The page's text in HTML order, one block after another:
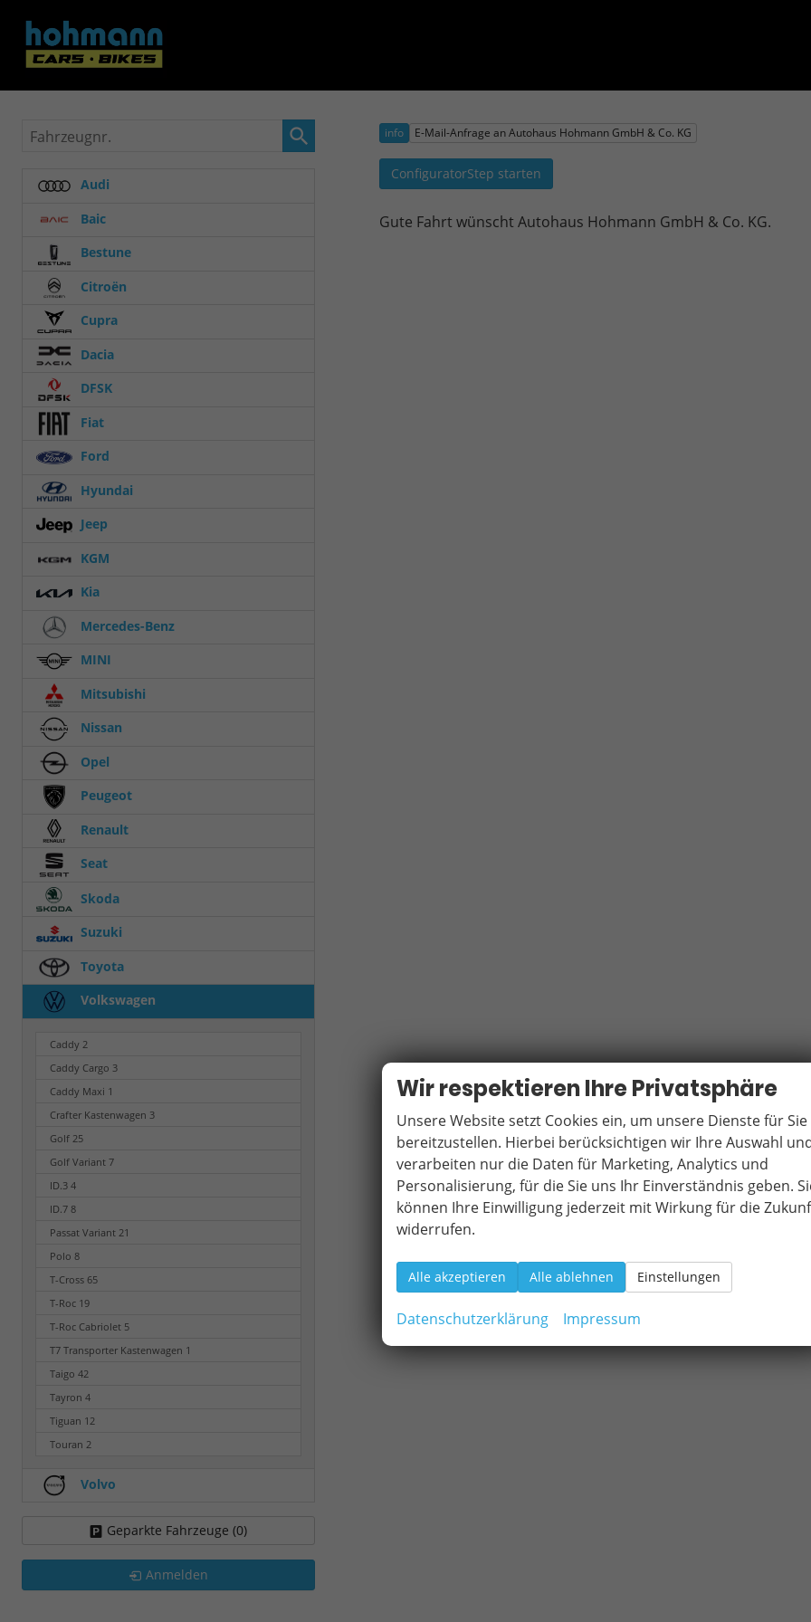
info E-Mail-Anfrage an Autohaus Hohmann GmbH & Co. KG
ConfiguratorStep starten
Gute Fahrt wünscht Autohaus Hohmann GmbH & Co. KG.
Fahrzeugnr.
Audi
Baic
Bestune
Citroën
Cupra
Dacia
DFSK
Fiat
Ford
Hyundai
Jeep
KGM
Kia
Mercedes-Benz
MINI
Mitsubishi
Nissan
Opel
Peugeot
Renault
Seat
Skoda
Suzuki
Toyota
Volkswagen
Caddy 2
Caddy Cargo 3
Caddy Maxi 1
Crafter Kastenwagen 3
Golf 25
Golf Variant 7
ID.3 4
ID.7 8
Passat Variant 21
Polo 8
T-Cross 65
T-Roc 19
T-Roc Cabriolet 5
T7 Transporter Kastenwagen 1
Taigo 42
Tayron 4
Tiguan 12
Touran 2
Volvo
Geparkte Fahrzeuge (0)
Anmelden
Wir respektieren Ihre Privatsphäre
Unsere Website setzt Cookies ein, um unsere Dienste für Sie
bereitzustellen. Hierbei berücksichtigen wir Ihre Auswahl
verarbeiten nur die Daten für Marketing, Analytics und
Personalisierung, für die Sie uns Ihr Einverständnis geben.
können Ihre Einwilligung jederzeit mit Wirkung für die
widerrufen.
Alle akzeptieren Alle ablehnen Einstellungen
Datenschutzerklärung Impressum